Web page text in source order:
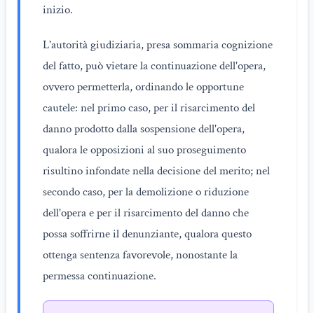
inizio.
L'autorità giudiziaria, presa sommaria cognizione
del fatto, può vietare la continuazione dell'opera,
ovvero permetterla, ordinando le opportune
cautele: nel primo caso, per il risarcimento del
danno prodotto dalla sospensione dell'opera,
qualora le opposizioni al suo proseguimento
risultino infondate nella decisione del merito; nel
secondo caso, per la demolizione o riduzione
dell'opera e per il risarcimento del danno che
possa soffrirne il denunziante, qualora questo
ottenga sentenza favorevole, nonostante la
permessa continuazione.